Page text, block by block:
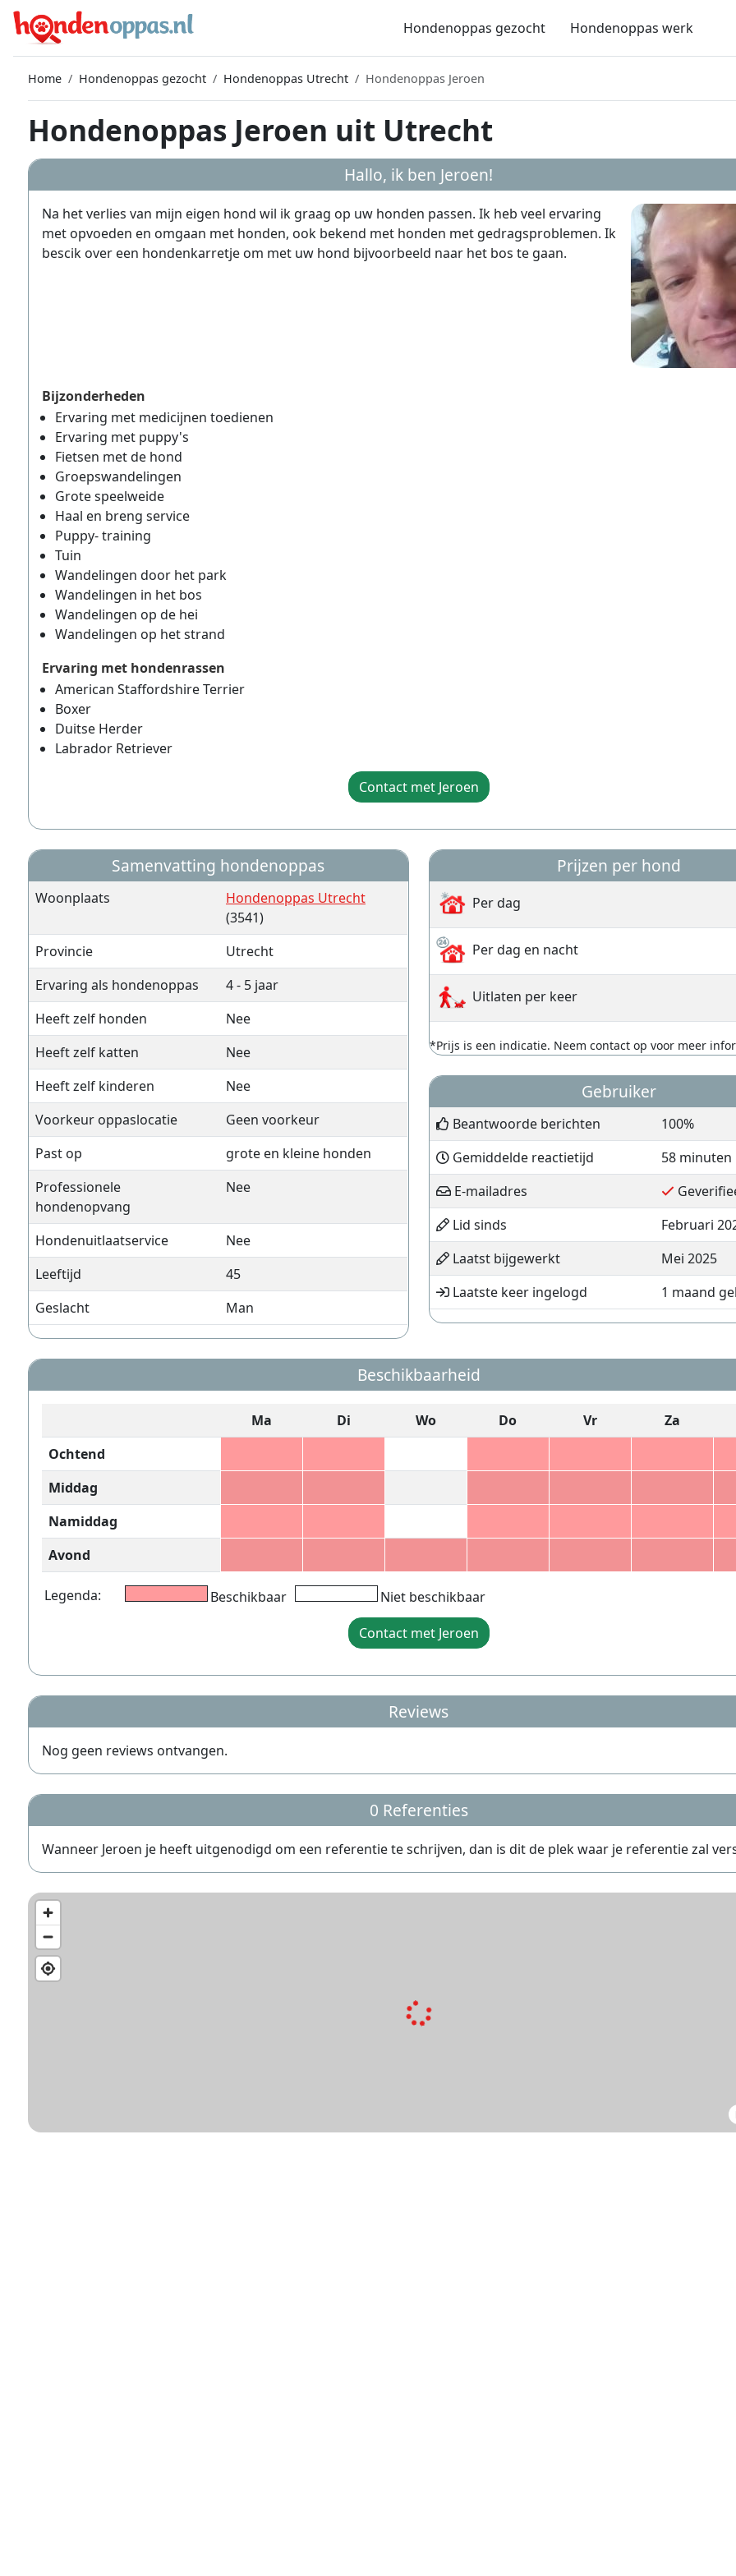
Hondenoppas gezocht Hondenoppas werk
Home Hondenoppas gezocht Hondenoppas Utrecht Hondenoppas Jeroen
Hondenoppas Jeroen uit Utrecht
Hallo, ik ben Jeroen!
Na het verlies van mijn eigen hond wil ik graag op uw honden passen. Ik heb veel ervaring
met opvoeden en omgaan met honden, ook bekend met honden met gedragsproblemen. Ik
bescik over een hondenkarretje om met uw hond bijvoorbeeld naar het bos te gaan.
Bijzonderheden
Ervaring met medicijnen toedienen
Ervaring met puppy's
Fietsen met de hond
Groepswandelingen
Grote speelweide
Haal en breng service
Puppy- training
Tuin
Wandelingen door het park
Wandelingen in het bos
Wandelingen op de hei
Wandelingen op het strand
Ervaring met hondenrassen
American Staffordshire Terrier
Boxer
Duitse Herder
Labrador Retriever
Contact met Jeroen
Samenvatting hondenoppas
Woonplaats
Hondenoppas Utrecht
(3541)
Provincie
Utrecht
Ervaring als hondenoppas
4 - 5 jaar
Heeft zelf honden
Nee
Heeft zelf katten
Nee
Heeft zelf kinderen
Nee
Voorkeur oppaslocatie
Geen voorkeur
Past op
grote en kleine honden
Professionele
hondenopvang
Nee
Hondenuitlaatservice
Nee
Leeftijd
45
Geslacht
Man
Prijzen per hond
Per dag
Per dag en nacht
Uitlaten per keer
*Prijs is een indicatie. Neem contact op voor meer
Gebruiker
Beantwoorde berichten
100%
Gemiddelde reactietijd
58 minuten
E-mailadres
Lid sinds
Februari
Laatst bijgewerkt
Mei 2025
Laatste keer ingelogd
1 maand
Beschikbaarheid
Ma Di Wo Do Vr Za
Ochtend
Middag
Namiddag
Avond
Legenda: Beschikbaar
Niet beschikbaar
Contact met Jeroen
Reviews
Nog geen reviews ontvangen.
0 Referenties
Wanneer Jeroen je heeft uitgenodigd om een referentie te schrijven, dan is dit de plek waar je referentie zal